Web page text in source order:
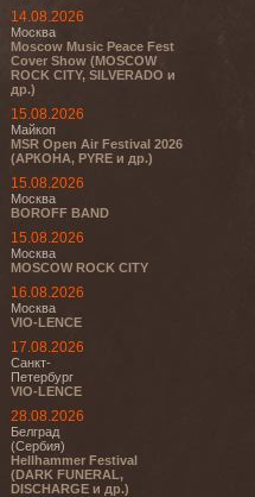
14.08.2026
Москва
Moscow Music Peace Fest
Cover Show (MOSCOW
ROCK CITY, SILVERADO и
др.)
15.08.2026
Майкоп
MSR Open Air Festival 2026
(АРКОНА, PYRE и др.)
15.08.2026
Москва
BOROFF BAND
15.08.2026
Москва
MOSCOW ROCK CITY
16.08.2026
Москва
VIO-LENCE
17.08.2026
Санкт-
Петербург
VIO-LENCE
28.08.2026
Белград
(Сербия)
Hellhammer Festival
(DARK FUNERAL,
DISCHARGE и др.)